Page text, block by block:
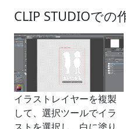
CLIP STUDIOでの
イラストレイヤーを複製
して、選択ツールでイラ